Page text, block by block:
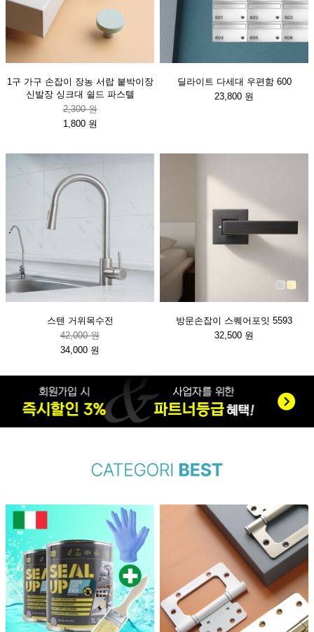
1구 가구 손잡이 장농 서랍 붙박이장
신발장 싱크대 쉴드 파스텔
2,300 원
1,800 원
딜라이트 다세대 우편함 600
23,800 원
스텐 거위목수전
42,000 원
34,000 원
방문손잡이 스퀘어포잇 5593
32,500 원